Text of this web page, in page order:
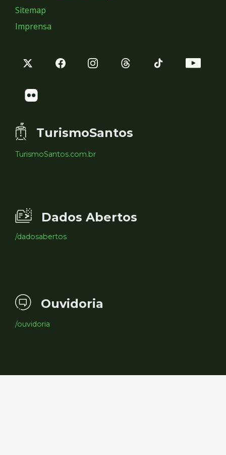
Sitemap
Imprensa
TurismoSantos
TurismoSantos.com.br
Dados Abertos
/dadosabertos
Ouvidoria
/ouvidoria